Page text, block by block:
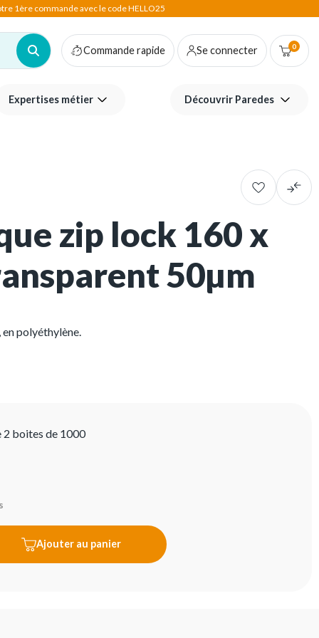
1ère commande avec le code HELLO25
Commande rapide Se connecter 0
Expertises métier Découvrir Paredes
zip lock 160 x
50µm
en polyéthylène.
2 boites de 1000
Ajouter au panier